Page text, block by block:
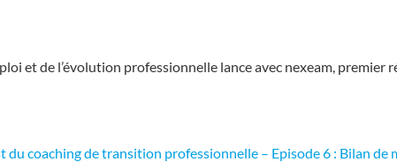
et de l’évolution professionnelle lance avec nexeam, premier
du coaching de transition professionnelle – Episode 6 : Bilan